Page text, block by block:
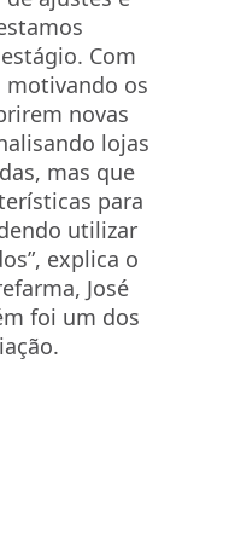
Com
motivando os
novas
lojas
mas que
para
utilizar
explica o
José
foi um dos